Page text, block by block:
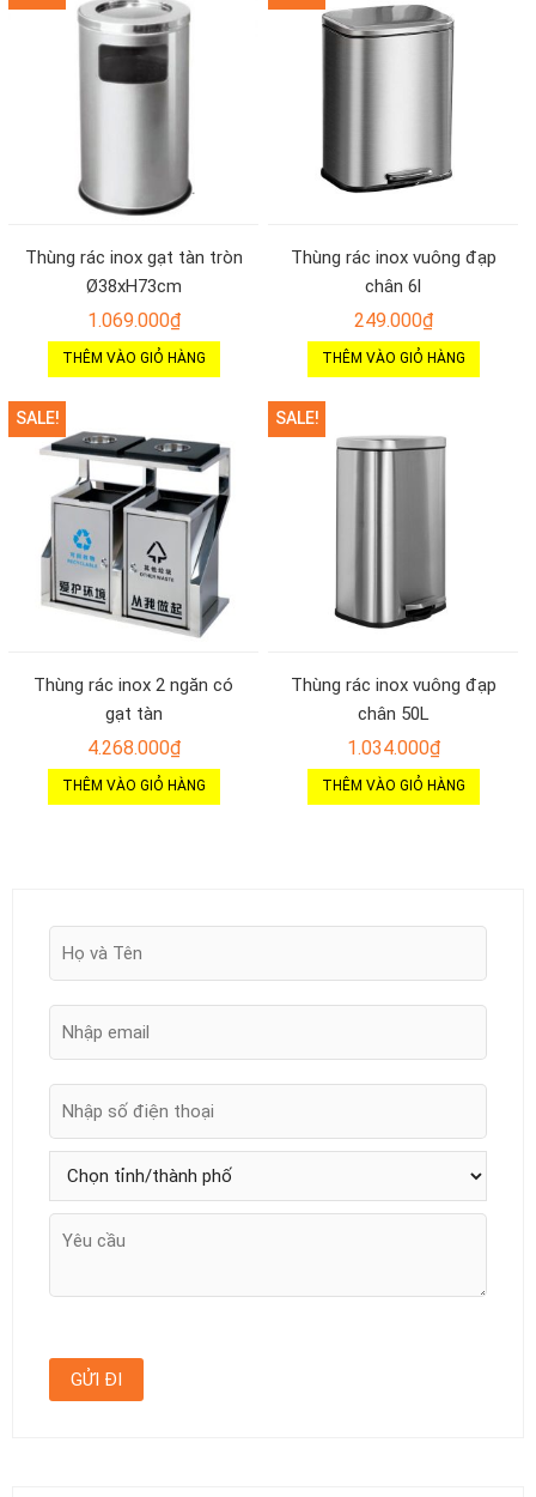
Thùng rác inox gạt tàn tròn
Ø38xH73cm
1.069.000₫
THÊM VÀO GIỎ HÀNG
Thùng rác inox vuông đạp
chân 6l
249.000₫
THÊM VÀO GIỎ HÀNG
SALE!
Thùng rác inox 2 ngăn có
gạt tàn
4.268.000₫
THÊM VÀO GIỎ HÀNG
SALE!
Thùng rác inox vuông đạp
chân 50L
1.034.000₫
THÊM VÀO GIỎ HÀNG